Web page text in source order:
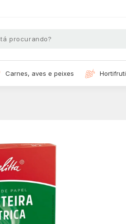
carnes, aves e peixes hortifruti